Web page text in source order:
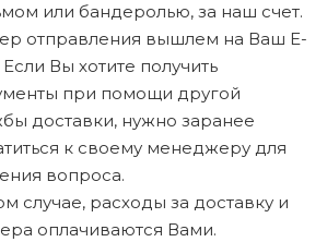
или бандеролью, за наш счет.
отправления вышлем на Ваш E-
Если Вы хотите получить
при помощи другой
доставки, нужно заранее
к своему менеджеру для
вопроса.
случае, расходы за доставку и
оплачиваются Вами.